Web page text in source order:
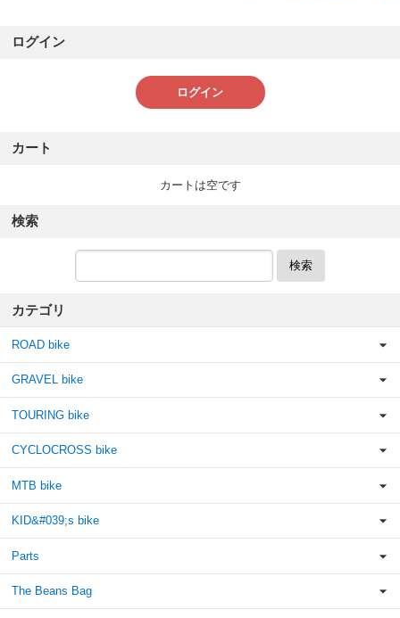
ログイン
ログイン
カート
カートは空です
検索
検索
カテゴリ
ROAD bike
GRAVEL bike
TOURING bike
CYCLOCROSS bike
MTB bike
KID&#039;s bike
Parts
The Beans Bag